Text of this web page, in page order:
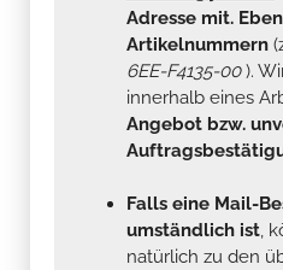
Adresse mit.
Artikelnummern
6EE-F4135-00).
innerhalb eines
Angebot bzw.
Falls eine Mail-
umständlich ist,
natürlich zu den